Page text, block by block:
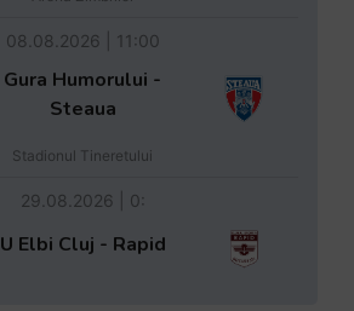
08.08.2026 | 11:00
Gura Humorului -
Steaua
Stadionul Tineretului
29.08.2026 | 0:
U Elbi Cluj - Rapid